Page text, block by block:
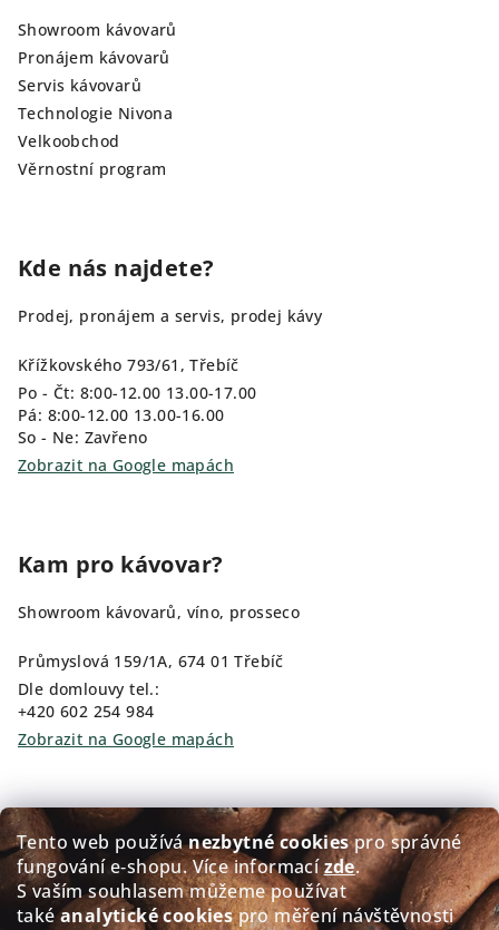
Tento web používánezbytné cookiespro správné
fungování e‑shopu. Více informacízde.
S vaším souhlasem můžeme používat
takéanalytické cookiespro měření návštěvnosti
Showroom kávovarů
Pronájem kávovarů
Servis kávovarů
Technologie Nivona
Velkoobchod
Věrnostní program
Kde nás najdete?
Prodej, pronájem a servis, prodej kávy
Křížkovského 793/61, Třebíč
Po - Čt: 8:00-12.00 13.00-17.00
Pá: 8:00-12.00 13.00-16.00
So - Ne: Zavřeno
Zobrazit na Google mapách
Kam pro kávovar?
Showroom kávovarů, víno, prosseco
Průmyslová 159/1A, 674 01 Třebíč
Dle domlouvy tel.:
+420 602 254 984
Zobrazit na Google mapách
Kam pro kávu?
Prodej čerstvě pražené kávy GOLDEN Coffee